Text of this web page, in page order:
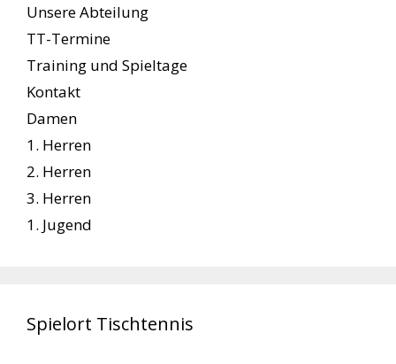
Unsere Abteilung
TT-Termine
Training und Spieltage
Kontakt
Damen
1. Herren
2. Herren
3. Herren
1. Jugend
Spielort Tischtennis